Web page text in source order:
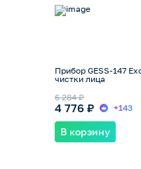
Прибор GESS-147
чистки лица
4 776 ₽
6 284 ₽
+143
В корзину